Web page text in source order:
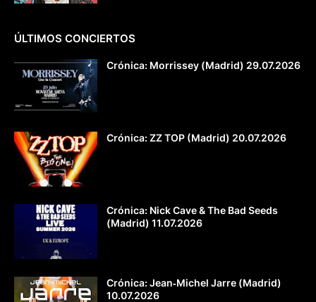
ÚLTIMOS CONCIERTOS
Crónica: Morrissey (Madrid) 29.07.2026
Crónica: ZZ TOP (Madrid) 20.07.2026
Crónica: Nick Cave & The Bad Seeds
(Madrid) 11.07.2026
Crónica: Jean‐Michel Jarre (Madrid)
10.07.2026